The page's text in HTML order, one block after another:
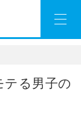
る男子の